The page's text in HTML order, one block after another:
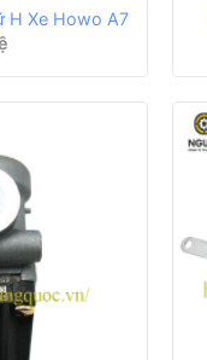
H Xe Howo A7